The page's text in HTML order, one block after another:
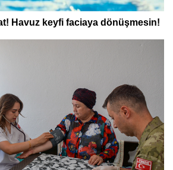
Havuz keyfi faciaya dönüşmesin!